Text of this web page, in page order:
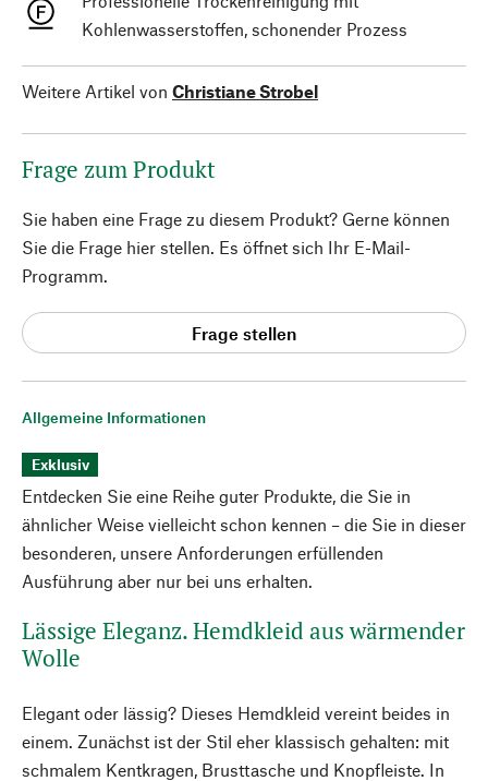
Allgemeine Informationen
Exklusiv
Entdecken Sie eine Reihe guter Produkte, die Sie in
ähnlicher Weise vielleicht schon kennen – die Sie in dieser
besonderen, unsere Anforderungen erfüllenden
Ausführung aber nur bei uns erhalten.
Lässige Eleganz. Hemdkleid aus wärmender
Wolle
Elegant oder lässig? Dieses Hemdkleid vereint beides in
einem. Zunächst ist der Stil eher klassisch gehalten: mit
schmalem Kentkragen, Brusttasche und Knopfleiste. In
Kohlenwasserstoffen, schonender Prozess
Weitere Artikel von Christiane Strobel
Frage zum Produkt
Sie haben eine Frage zu diesem Produkt? Gerne können
Sie die Frage hier stellen. Es öffnet sich Ihr E-Mail-
Programm.
Frage stellen